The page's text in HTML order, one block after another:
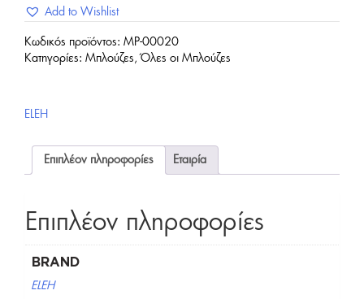
Add to Wishlist
Κωδικός προϊόντος: MP-00020
Κατηγορίες: Μπλούζες ,Όλες οι Μπλούζες
ELEH
Επιπλέον πληροφορίες Εταιρία
Επιπλέον πληροφορίες
BRAND
ELEH